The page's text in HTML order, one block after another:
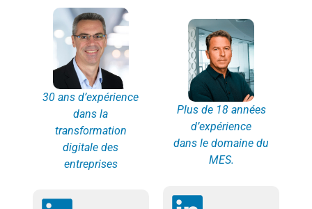
30 ans d’expérience
dans la
transformation
digitale des
entreprises
Plus de 18 années
d’expérience
dans le domaine du
MES.